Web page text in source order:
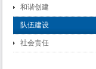
和谐创建
队伍建设
社会责任